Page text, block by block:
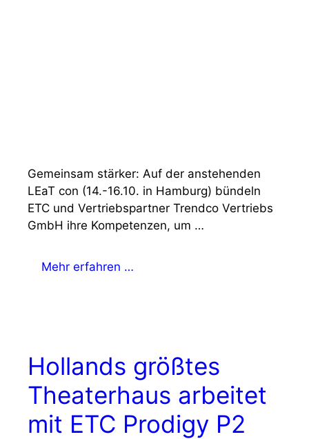
Gemeinsam stärker: Auf der anstehenden
LEaT con (14.-16.10. in Hamburg) bündeln
ETC und Vertriebspartner Trendco Vertriebs
GmbH ihre Kompetenzen, um …
Mehr erfahren …
Hollands größtes
Theaterhaus arbeitet
mit ETC Prodigy P2